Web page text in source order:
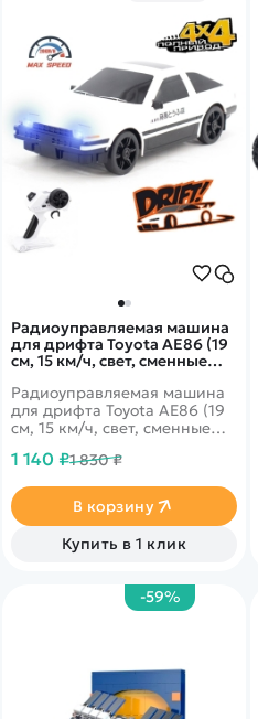
Радиоуправляемая машина
для дрифта Toyota AE86 (19
см, 15 км/ч, свет, сменные
White
Радиоуправляемая машина
для дрифта Toyota AE86 (19
см, 15 км/ч, свет, сменные
это машина, которая
Она имеет полный привод и
выполненная в масштабе
1 140 ₽1 830 ₽
В корзину
Купить в 1 клик
-59%